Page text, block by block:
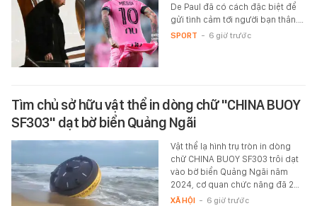
De Paul đã có cách đặc biệt để
gửi tình cảm tới người bạn thân.…
SPORT - 6 giờ trước
Tìm chủ sở hữu vật thể in dòng chữ "CHINA BUOY
SF303" dạt bờ biển Quảng Ngãi
Vật thể lạ hình trụ tròn in dòng
chữ CHINA BUOY SF303 trôi dạt
vào bờ biển Quảng Ngãi năm
2024, cơ quan chức năng đã 2…
XÃ HỘI - 6 giờ trước